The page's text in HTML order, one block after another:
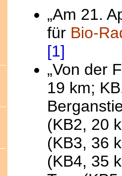
„Am 21.
für Bio-
[1]
„Von der
19 km;
(KB2, 20
(KB3, 36
(KB4, 35